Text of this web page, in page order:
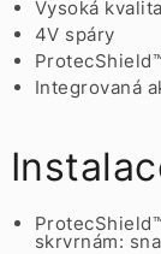
Vysoká
4V spáry
Integrovaná
skrvrnám: